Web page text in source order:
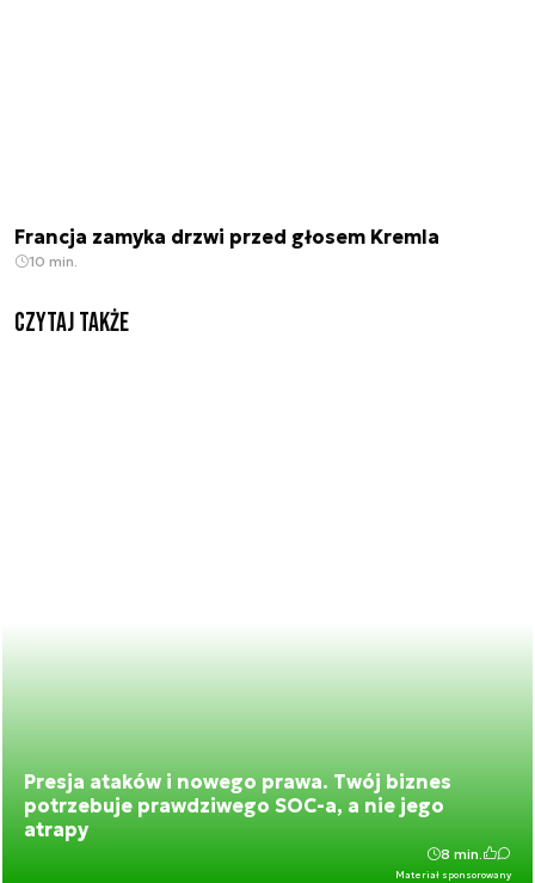
Francja zamyka drzwi przed głosem Kremla
10 min.
Czytaj także
Presja ataków i nowego prawa. Twój biznes
potrzebuje prawdziwego SOC-a, a nie jego
atrapy
Materiał sponsorowany
8 min.